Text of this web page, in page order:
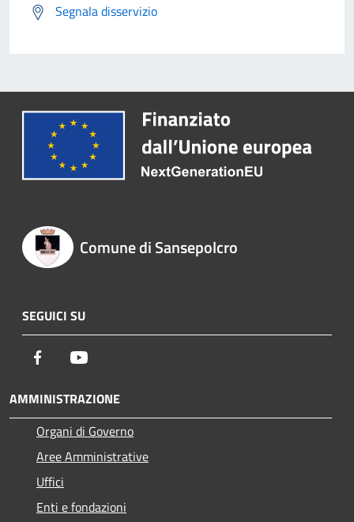
Segnala disservizio
Comune di Sansepolcro
SEGUICI SU
Facebook
AMMINISTRAZIONE
Organi di Governo
Aree Amministrative
Uffici
Enti e fondazioni